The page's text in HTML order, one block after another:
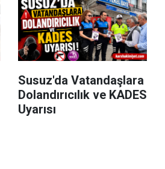
Susuz'da Vatandaşlara
Dolandırıcılık ve KADES
Uyarısı